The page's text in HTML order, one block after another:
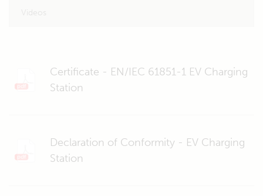
Certificate - EN/IEC 61851-1 EV Charging
Station
Declaration of Conformity - EV Charging
Station